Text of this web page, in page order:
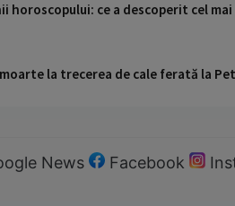
horoscopului: ce a descoperit cel
la trecerea de cale ferată la
News Facebook